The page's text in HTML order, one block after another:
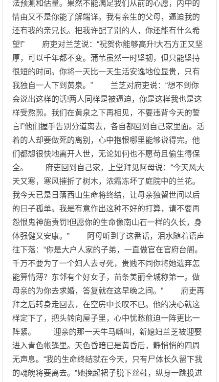
法预测和估量。果然不能满足我们从前的心愿，内中的
情由又不是你能了解端详。我有亲生的父母，逼迫我的
还有我的亲兄长。把我许配了别的人，你还能有什么希
望!” 府吏对兰芝说：“祝贺你能够高升!大石方正又坚
厚，可以千年都不变。蒲苇虽然一时坚韧，但只能坚持
很短的时间。你将一天比一天生活安逸地位显贵，只有
我独自一人下到黄泉。” 兰芝对府吏说：“想不到你
会说出这样的话!两人同样是被逼迫，你是这样我也是这
样受熬煎。我们在黄泉之下再相见，不要违背今天的誓
言!”他们握手告别分道离去，各自都回到自己家里面。活
着的人却要做死的离别，心中抱恨哪里能够说得完。他
们都想很快地离开人世，无论如何也不愿苟且偷生得保
全。 府吏回到自己家，上堂拜见阿母说：“今天风大
天又寒，寒风摧折了树木，浓霜冻坏了庭院中的兰花。
我今天已是日落西山生命将终结，让母亲独留世间以后
的日子孤单。我是有意作出这种不好的打算，请不要再
怨恨鬼神施责罚!但愿你的生命像南山石一样的久长，身
体强健又安康。” 阿母听到了这番话，泪水随着语声
往下落：“你是大户人家的子弟，一直做官在官府台阁。
千万不要为了一个妇人去寻死，贵贱不同你将她遗弃怎
能算情薄？东邻有个好女子，苗条美丽全城称第一。做
母亲的为你去求婚，答复就在这早晚之间。” 府吏再
拜之后转身走回去，在空房中长叹不已。他的决心就这
样定下了，把头转向屋子里，心中忧愁煎迫一阵更比一
阵紧。 迎亲的那一天牛马嘶叫，新媳妇兰芝被迎娶
进入青色帐篷里。天色昏暗已是黄昏后，静悄悄的四周
无声息。“我的生命终结就在今天，只有尸体长久留下我
的魂魄将要离去。”她挽起裙子脱下丝鞋，纵身一跳投进